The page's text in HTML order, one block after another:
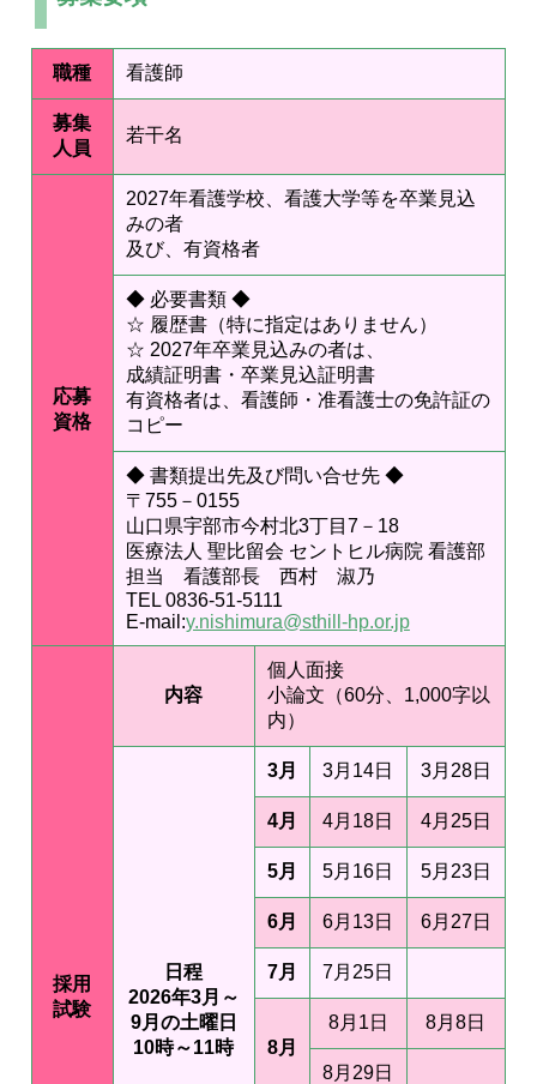
職種 看護師
募集
人員
若干名
応募
資格
2027年看護学校、看護大学等を卒業見込
みの者
及び、有資格者
◆ 必要書類 ◆
☆ 履歴書（特に指定はありません）
☆ 2027年卒業見込みの者は、
成績証明書・卒業見込証明書
有資格者は、看護師・准看護士の免許証の
コピー
◆ 書類提出先及び問い合せ先 ◆
〒755－0155
山口県宇部市今村北3丁目7－18
医療法人 聖比留会 セントヒル病院 看護部
担当 看護部長 西村 淑乃
TEL 0836-51-5111
E-mail:y.nishimura@sthill-hp.or.jp
採用
試験
内容
個人面接
小論文（60分、1,000字以
内）
日程
2026年3月～
9月の土曜日
10時～11時
3月 3月14日 3月28日
4月 4月18日 4月25日
5月 5月16日 5月23日
6月 6月13日 6月27日
7月 7月25日
8月
8月1日 8月8日
8月29日